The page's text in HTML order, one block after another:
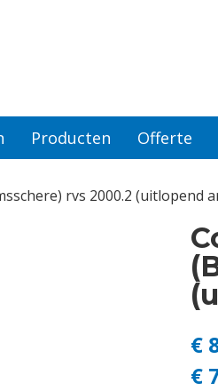
Producten Offerte
rvs 2000.2 (uitlopend
€
€